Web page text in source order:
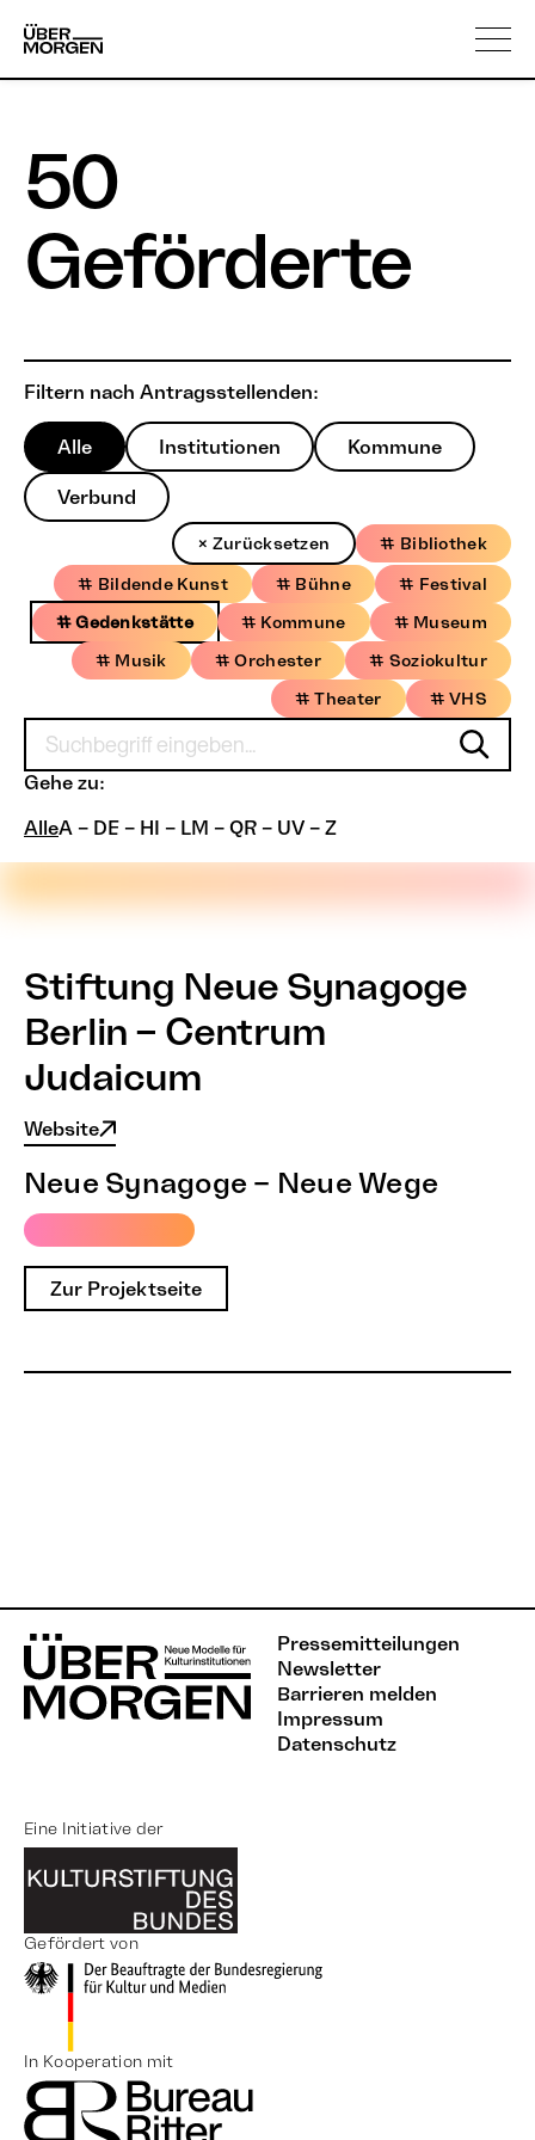
content
Über uns
50
Geförderte
Filtern nach Antragsstellenden:
Alle Institutionen Kommune
Verbund
× Zurücksetzen # Bibliothek
# Bildende Kunst # Bühne
# Festival
# Gedenkstätte
# Kommune
# Museum
# Musik
# Orchester
# Soziokultur
# Theater
# VHS
Gehe zu:
AlleA – DE – HI – LM – QR – UV – Z
Stiftung Neue Synagoge
Berlin – Centrum
Judaicum
Website
Neue Synagoge – Neue Wege
Zur Projektseite
Pressemitteilungen
Newsletter
Barrieren melden
Impressum
Datenschutz
Eine Initiative der
Gefördert von
In Kooperation mit